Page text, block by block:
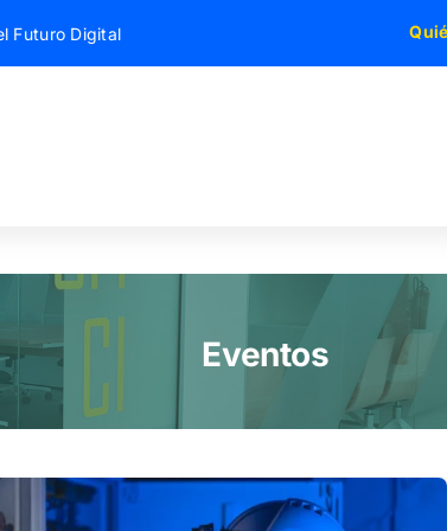
Futuro Digital
Eventos